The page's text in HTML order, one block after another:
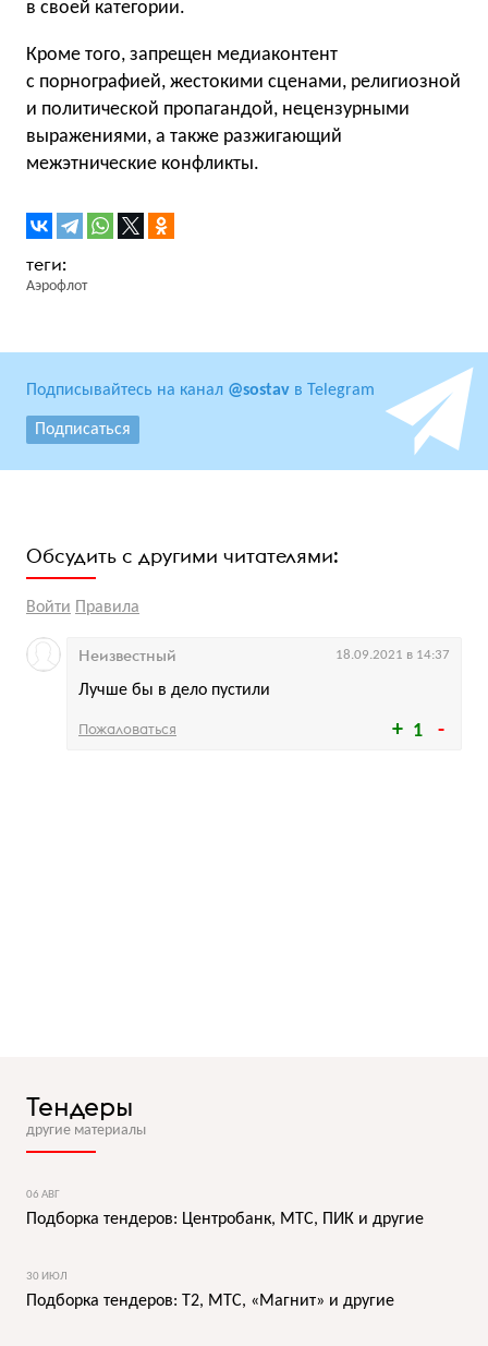
в своей категории.
Кроме того, запрещен медиаконтент
с порнографией, жестокими сценами, религиозной
и политической пропагандой, нецензурными
выражениями, а также разжигающий
межэтнические конфликты.
Аэрофлот
Подписывайтесь на канал @sostav в Telegram
Подписаться
Обсудить с другими читателями:
Войти Правила
1
Лучше бы в дело пустили
Неизвестный 18.09.2021 в 14:37
Пожаловаться
Тендеры
другие материалы
06 АВГ
Подборка тендеров: Центробанк, МТС, ПИК и другие
30 ИЮЛ
Подборка тендеров: T2, МТС, «Магнит» и другие